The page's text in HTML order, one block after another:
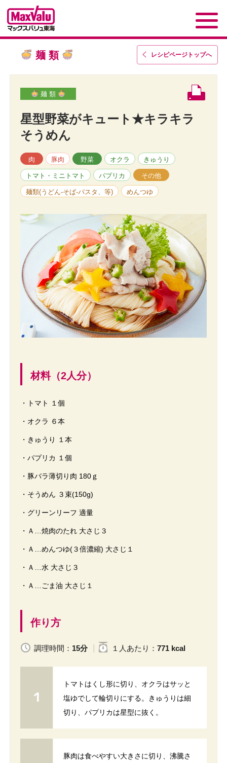
レシピページトップへ
麺 類
麺 類
星型野菜がキュート★キラキラ
そうめん
肉 豚肉 野菜 オクラ きゅうり
トマト・ミニトマト パプリカ その他
麺類(うどん-そば-パスタ、等) めんつゆ
材料（2人分）
・トマト １個
・オクラ ６本
・きゅうり １本
・パプリカ １個
・豚バラ薄切り肉 180ｇ
・そうめん ３束(150g)
・グリーンリーフ 適量
・Ａ…焼肉のたれ 大さじ３
・Ａ…めんつゆ(３倍濃縮) 大さじ１
・Ａ…水 大さじ３
・Ａ…ごま油 大さじ１
作り方
調理時間： 15分 １人 あたり ： 771 kcal
トマトはくし形に切り、オクラはサッと
塩ゆでして輪切りにする。きゅうりは細
切り、パプリカは星型に抜く。
豚肉は食べやすい大きさに切り、沸騰さ